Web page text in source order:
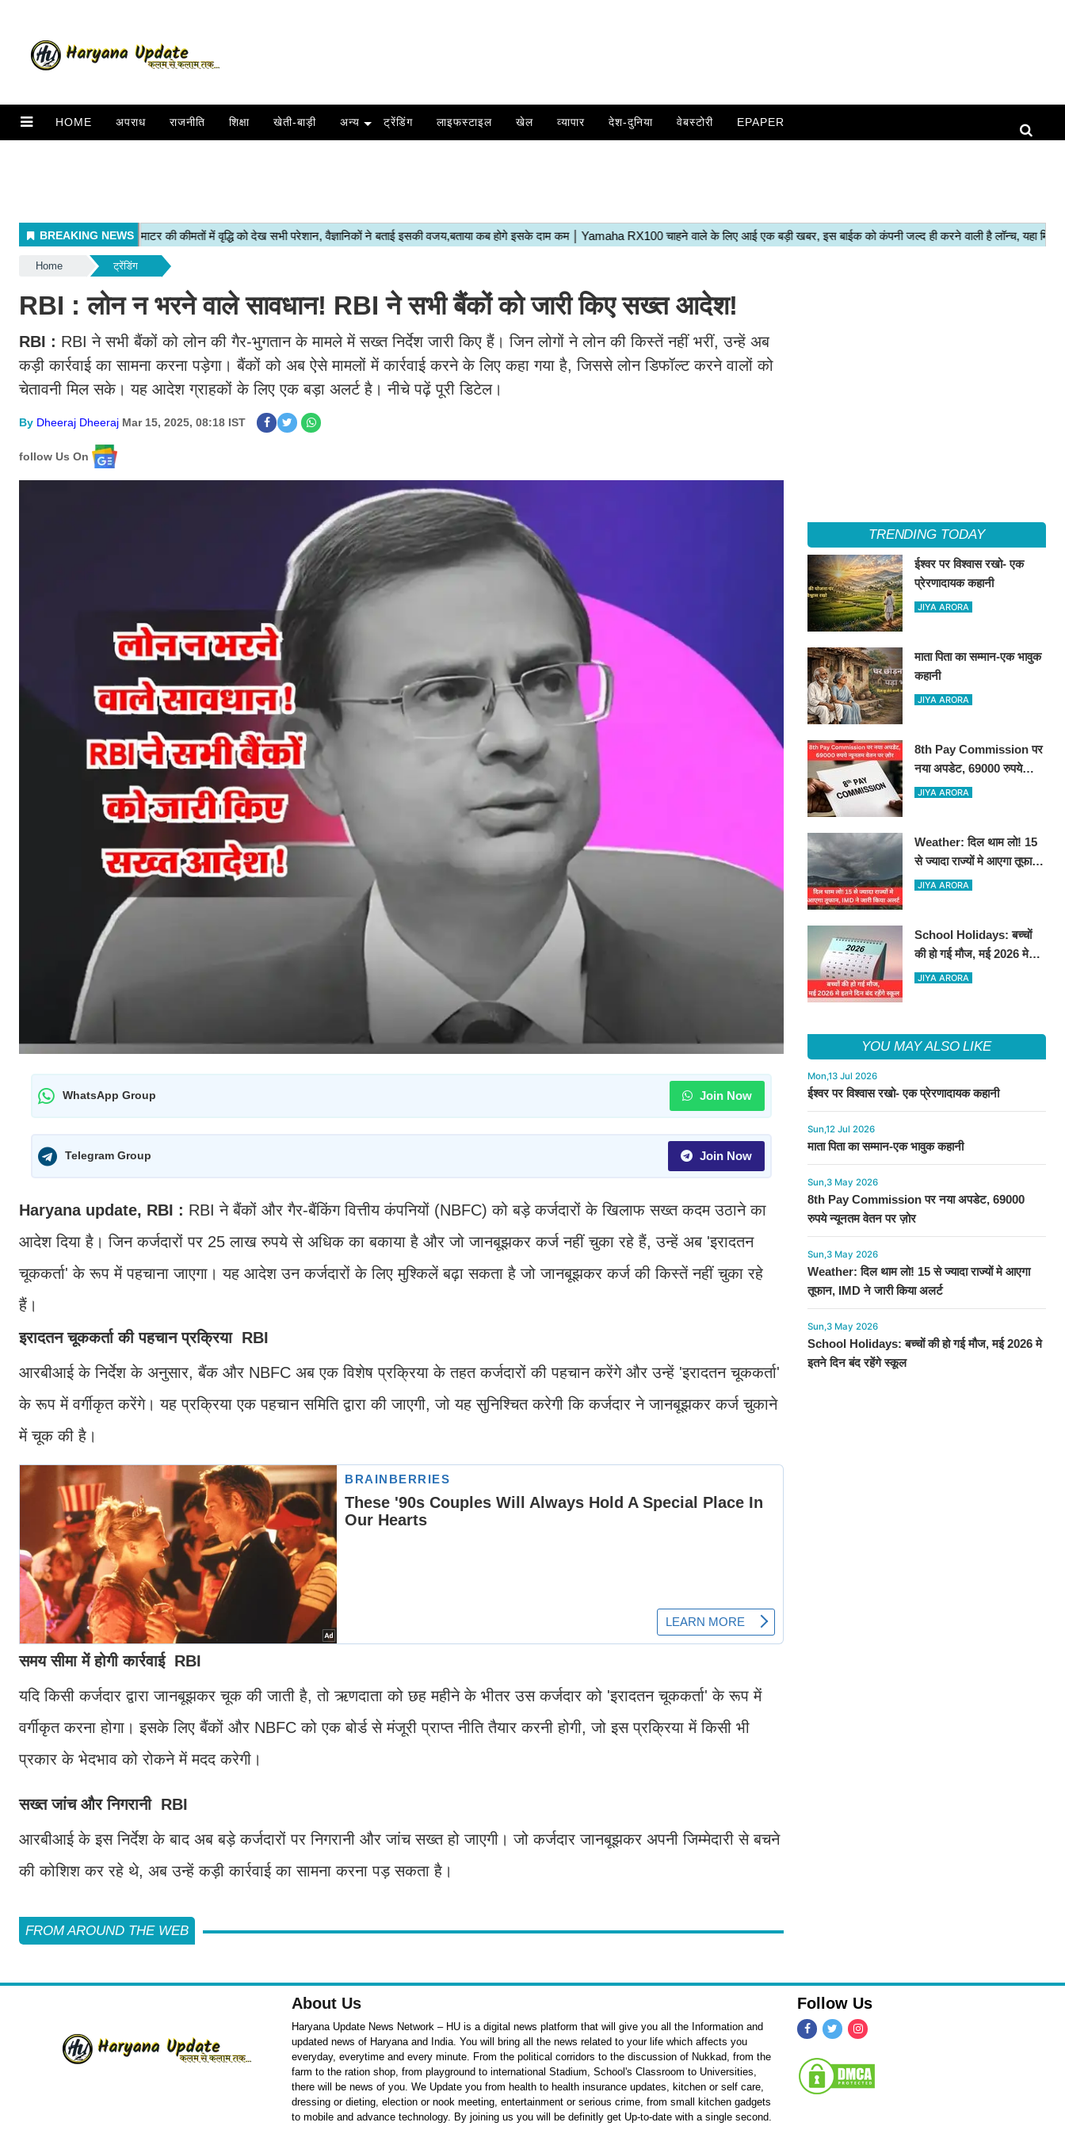
HOME अपराध राजनीति शिक्षा खेती-बाड़ी अन्य ट्रेंडिंग लाइफस्टाइल खेल व्यापार देश-दुनिया वेबस्टोरी EPAPER
Home ट्रेंडिंग
RBI : लोन न भरने वाले सावधान! RBI ने सभी बैंकों को जारी किए सख्त आदेश!
RBI : RBI ने सभी बैंकों को लोन की गैर-भुगतान के मामले में सख्त निर्देश जारी किए हैं। जिन लोगों ने लोन की किस्तें नहीं भरीं, उन्हें अब
कड़ी कार्रवाई का सामना करना पड़ेगा। बैंकों को अब ऐसे मामलों में कार्रवाई करने के लिए कहा गया है, जिससे लोन डिफॉल्ट करने वालों को
चेतावनी मिल सके। यह आदेश ग्राहकों के लिए एक बड़ा अलर्ट है। नीचे पढ़ें पूरी डिटेल।
By Dheeraj Dheeraj Mar 15, 2025, 08:18 IST
follow Us On
WhatsApp Group Join Now
Telegram Group Join Now
Haryana update, RBI : RBI ने बैंकों और गैर-बैंकिंग वित्तीय कंपनियों (NBFC) को बड़े कर्जदारों के खिलाफ सख्त कदम उठाने का
आदेश दिया है। जिन कर्जदारों पर 25 लाख रुपये से अधिक का बकाया है और जो जानबूझकर कर्ज नहीं चुका रहे हैं, उन्हें अब 'इरादतन
चूककर्ता' के रूप में पहचाना जाएगा। यह आदेश उन कर्जदारों के लिए मुश्किलें बढ़ा सकता है जो जानबूझकर कर्ज की किस्तें नहीं चुका रहे
हैं।
इरादतन चूककर्ता की पहचान प्रक्रिया RBI
आरबीआई के निर्देश के अनुसार, बैंक और NBFC अब एक विशेष प्रक्रिया के तहत कर्जदारों की पहचान करेंगे और उन्हें 'इरादतन चूककर्ता'
के रूप में वर्गीकृत करेंगे। यह प्रक्रिया एक पहचान समिति द्वारा की जाएगी, जो यह सुनिश्चित करेगी कि कर्जदार ने जानबूझकर कर्ज चुकाने
में चूक की है।
समय सीमा में होगी कार्रवाई RBI
यदि किसी कर्जदार द्वारा जानबूझकर चूक की जाती है, तो ऋणदाता को छह महीने के भीतर उस कर्जदार को 'इरादतन चूककर्ता' के रूप में
वर्गीकृत करना होगा। इसके लिए बैंकों और NBFC को एक बोर्ड से मंजूरी प्राप्त नीति तैयार करनी होगी, जो इस प्रक्रिया में किसी भी
प्रकार के भेदभाव को रोकने में मदद करेगी।
सख्त जांच और निगरानी RBI
आरबीआई के इस निर्देश के बाद अब बड़े कर्जदारों पर निगरानी और जांच सख्त हो जाएगी। जो कर्जदार जानबूझकर अपनी जिम्मेदारी से बचने
की कोशिश कर रहे थे, अब उन्हें कड़ी कार्रवाई का सामना करना पड़ सकता है।
FROM AROUND THE WEB
TRENDING TODAY
ईश्वर पर विश्वास रखो- एक
प्रेरणादायक कहानी
JIYA ARORA
माता पिता का सम्मान-एक भावुक
कहानी
JIYA ARORA
8th Pay Commission पर
नया अपडेट, 69000 रुपये
न्यूनतम वेतन पर ज़ोर
JIYA ARORA
Weather: दिल थाम लो! 15
से ज्यादा राज्यों मे आएगा तूफान,
IMD ने जारी किया अलर्ट
JIYA ARORA
School Holidays: बच्चों
की हो गई मौज, मई 2026 मे
इतने दिन बंद रहेंगे स्कूल
JIYA ARORA
YOU MAY ALSO LIKE
Mon,13 Jul 2026
ईश्वर पर विश्वास रखो- एक प्रेरणादायक कहानी
Sun,12 Jul 2026
माता पिता का सम्मान-एक भावुक कहानी
Sun,3 May 2026
8th Pay Commission पर नया अपडेट, 69000
रुपये न्यूनतम वेतन पर ज़ोर
Sun,3 May 2026
Weather: दिल थाम लो! 15 से ज्यादा राज्यों मे आएगा
तूफान, IMD ने जारी किया अलर्ट
Sun,3 May 2026
School Holidays: बच्चों की हो गई मौज, मई 2026 मे
इतने दिन बंद रहेंगे स्कूल
About Us
Haryana Update News Network – HU is a digital news platform that will give you all the Information and
updated news of Haryana and India. You will bring all the news related to your life which affects you
everyday, everytime and every minute. From the political corridors to the discussion of Nukkad, from the
farm to the ration shop, from playground to international Stadium, School's Classroom to Universities,
there will be news of you. We Update you from health to health insurance updates, kitchen or self care,
dressing or dieting, election or nook meeting, entertainment or serious crime, from small kitchen gadgets
to mobile and advance technology. By joining us you will be definitly get Up-to-date with a single second.
Follow Us